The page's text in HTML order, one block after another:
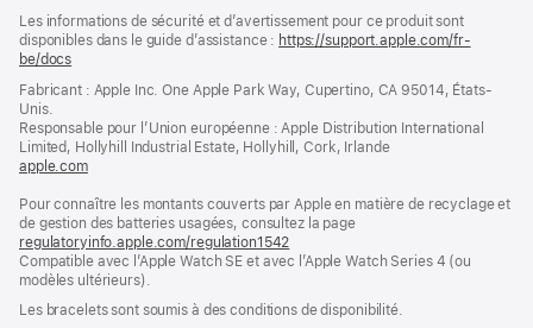
de
page
de
bas
page
Les informations de sécurité et d’avertissement pour ce produit sont
disponibles dans le guide d’assistance : https://support.apple.com/fr-
be/docs
une
fenêtre)
Fabricant : Apple Inc. One Apple Park Way, Cupertino, CA 95014, États-
Unis.
Responsable pour l’Union européenne : Apple Distribution International
Limited, Hollyhill Industrial Estate, Hollyhill, Cork, Irlande
apple.com(s’ouvre
une
nouvelle
fenêtre)
Pour connaître les montants couverts par Apple en matière de recyclage et
de gestion des batteries usagées, consultez la page
regulatoryinfo.apple.com/regulation1542
dans
nouvelle
fenêtre)
Compatible avec l’Apple Watch SE et avec l’Apple Watch Series 4 (ou
modèles ultérieurs).
Les bracelets sont soumis à des conditions de disponibilité.